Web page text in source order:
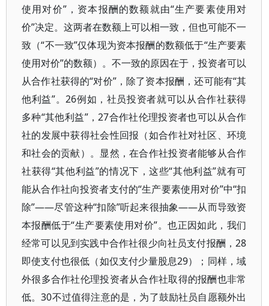
使用对价”，资本报酬的数额就由“生产要素使用对
价”决定。这两者在数额上可以相一致，但也可能不一
致（“不一致”仅体现为资本报酬的数额低于“生产要素
使用对价”的数额）。不一致的原因在于，投资者可以
从合作社获得的“对价”，除了资本报酬，还可能有“其
他利益”。26例如，社员投资者就可以从合作社获得
多种“其他利益”，27合作社伦理投资者也可以从合作
社的发展中获得社会性回报（如合作社对社区、环境
和社会的贡献）。显然，在合作社投资者能够从合作
社获得“其他利益”的情况下，这些“其他利益”就有可
能从合作社向投资者支付的“生产要素使用对价”中“扣
除”——尽管这种“扣除”听起来很抽象——从而导致资
本报酬低于“生产要素使用对价”。也正因如此，我们
经常可以见到实践中合作社很少向社员支付报酬，28
即使支付也很低（如仅支付少量股息29）；同样，域
外很多合作社伦理投资者从合作社取得的报酬也非常
低。30不过值得注意的是，为了鼓励社员自愿额外出